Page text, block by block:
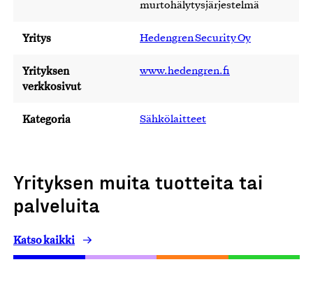
murtohälytysjärjestelmä
Yritys Hedengren Security Oy
Yrityksen
verkkosivut
www.hedengren.fi
Kategoria Sähkölaitteet
Yrityksen muita tuotteita tai
palveluita
Katso kaikki